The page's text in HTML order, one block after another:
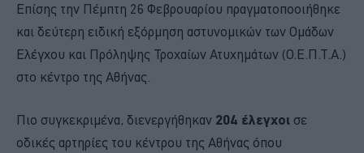
Επίσης την Πέμπτη 26 Φεβρουαρίου πραγματοποοιήθηκε
και δεύτερη ειδική εξόρμηση αστυνομικών των Ομάδων
Ελέγχου και Πρόληψης Τροχαίων Ατυχημάτων (Ο.Ε.Π.Τ.Α.)
στο κέντρο της Αθήνας.
Πιο συγκεκριμένα, διενεργήθηκαν 204 έλεγχοι σε
οδικές αρτηρίες του κέντρου της Αθήνας όπου